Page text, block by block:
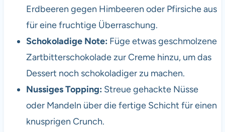
Erdbeeren gegen Himbeeren oder Pfirsiche aus
für eine fruchtige Überraschung.
Schokoladige Note: Füge etwas geschmolzene
Zartbitterschokolade zur Creme hinzu, um das
Dessert noch schokoladiger zu machen.
Nussiges Topping: Streue gehackte Nüsse
oder Mandeln über die fertige Schicht für einen
knusprigen Crunch.